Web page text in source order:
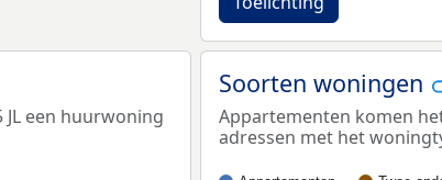
een huurwoning
Soorten woningen
Appartementen komen
adressen met het